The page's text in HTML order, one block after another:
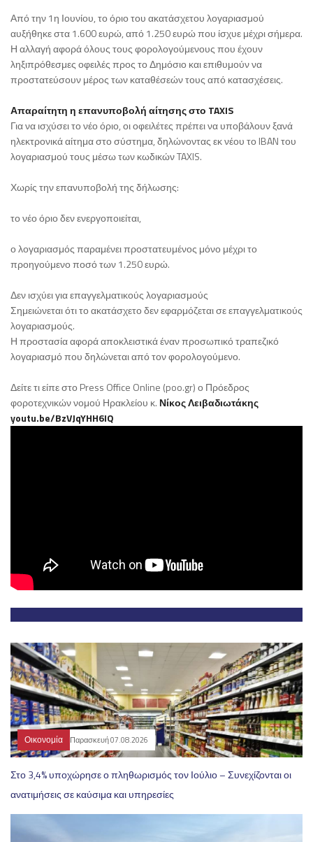
Από την 1η Ιουνίου, το όριο του ακατάσχετου λογαριασμού
αυξήθηκε στα 1.600 ευρώ, από 1.250 ευρώ που ίσχυε μέχρι σήμερα.
Η αλλαγή αφορά όλους τους φορολογούμενους που έχουν
ληξιπρόθεσμες οφειλές προς το Δημόσιο και επιθυμούν να
προστατεύσουν μέρος των καταθέσεών τους από κατασχέσεις.
Απαραίτητη η επανυποβολή αίτησης στο TAXIS
Για να ισχύσει το νέο όριο, οι οφειλέτες πρέπει να υποβάλουν ξανά
ηλεκτρονικά αίτημα στο σύστημα, δηλώνοντας εκ νέου το IBAN του
λογαριασμού τους μέσω των κωδικών TAXIS.
Χωρίς την επανυποβολή της δήλωσης:
το νέο όριο δεν ενεργοποιείται,
ο λογαριασμός παραμένει προστατευμένος μόνο μέχρι το
προηγούμενο ποσό των 1.250 ευρώ.
Δεν ισχύει για επαγγελματικούς λογαριασμούς
Σημειώνεται ότι το ακατάσχετο δεν εφαρμόζεται σε επαγγελματικούς
λογαριασμούς.
Η προστασία αφορά αποκλειστικά έναν προσωπικό τραπεζικό
λογαριασμό που δηλώνεται από τον φορολογούμενο.
Δείτε τι είπε στο Press Office Online (poo.gr) ο Πρόεδρος
φοροτεχνικών νομού Ηρακλείου κ. Νίκος Λειβαδιωτάκης
youtu.be/BzVJqYHH6IQ
Οικονομία Παρασκευή 07.08.2026
Στο 3,4% υποχώρησε ο πληθωρισμός τον Ιούλιο – Συνεχίζονται οι
ανατιμήσεις σε καύσιμα και υπηρεσίες